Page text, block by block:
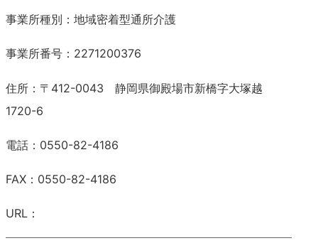
事業所種別：地域密着型通所介護
事業所番号：2271200376
住所：〒412-0043 静岡県御殿場市新橋字大塚越
1720-6
電話：0550-82-4186
FAX：0550-82-4186
URL：